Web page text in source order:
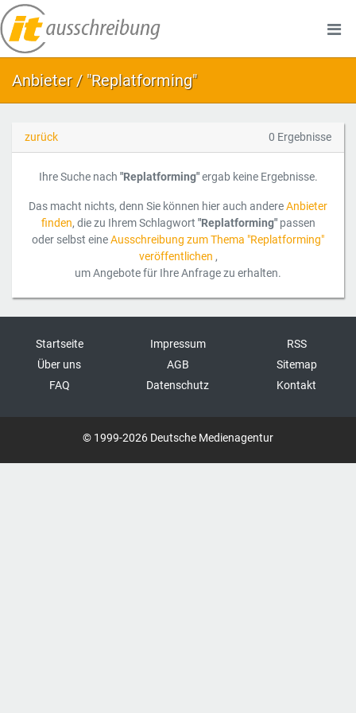
Anbieter / "Replatforming"
zurück 0 Ergebnisse
Ihre Suche nach "Replatforming"ergab keine Ergebnisse.
Das macht nichts, denn Sie können hier auch andereAnbieter
finden, die zu Ihrem Schlagwort "Replatforming"passen
oder selbst eineAusschreibung zum Thema "Replatforming"
veröffentlichen ,
um Angebote für Ihre Anfrage zu erhalten.
Startseite
Über uns
FAQ
Impressum
AGB
Datenschutz
RSS
Sitemap
Kontakt
© 1999-2026 Deutsche Medienagentur